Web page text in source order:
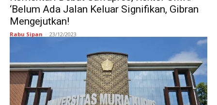
‘Belum Ada Jalan Keluar Signifikan, Gibran
Mengejutkan!
Rabu Sipan - 23/12/2023